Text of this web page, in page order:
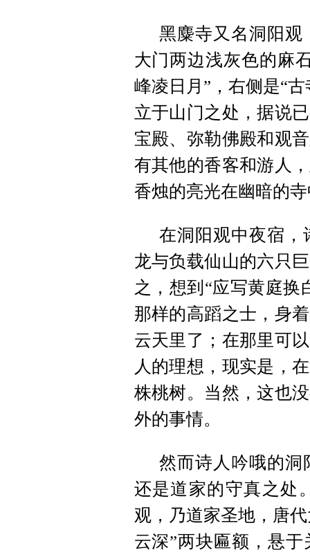
黑麋寺又名洞阳观
大门两边浅灰色的麻
峰凌日月”，右侧是“
立于山门之处，据说
宝殿、弥勒佛殿和观
有其他的香客和游人
香烛的亮光在幽暗的
在洞阳观中夜宿，
龙与负载仙山的六只
之，想到“应写黄庭换
那样的高蹈之士，身
云天里了；在那里可
人的理想，现实是，
株桃树。当然，这也
外的事情。
然而诗人吟哦的洞
还是道家的守真之处
观，乃道家圣地，唐
云深”两块匾额，悬